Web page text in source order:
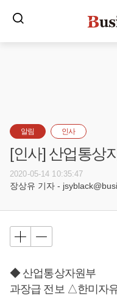
알림 인사
[인사] 산업통상
2020-05-14 10:35:47
장상유 기자 -
◆ 산업통상자원부
과장급 전보 △한미자